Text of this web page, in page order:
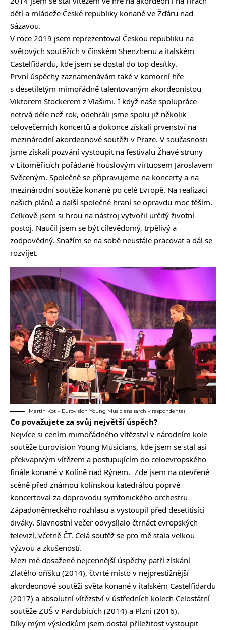
dětí a mládeže České republiky konané ve Žďáru nad
Sázavou.
V roce 2019 jsem reprezentoval Českou republiku na
světových soutěžích v čínském Shenzhenu a italském
Castelfidardu, kde jsem se dostal do top desítky.
První úspěchy zaznamenávám také v komorní hře
s desetiletým mimořádně talentovaným akordeonistou
Viktorem Stockerem z Vlašimi. I když naše spolupráce
netrvá déle než rok, odehráli jsme spolu již několik
celovečerních koncertů a dokonce získali prvenství na
mezinárodní akordeonové soutěži v Praze. V současnosti
jsme získali pozvání vystoupit na festivalu Žhavé struny
v Litoměřicích pořádané houslovým virtuosem Jaroslavem
Svěceným. Společně se připravujeme na koncerty a na
mezinárodní soutěže konané po celé Evropě. Na realizaci
našich plánů a další společné hraní se opravdu moc těším.
Celkově jsem si hrou na nástroj vytvořil určitý životní
postoj. Naučil jsem se být cílevědomý, trpělivý a
zodpovědný. Snažím se na sobě neustále pracovat a dál se
rozvíjet.
Martin Kot – Eurovision Young Musicians (archiv respondenta)
Co považujete za svůj největší úspěch?
Nejvíce si cením mimořádného vítězství v národním kole
soutěže Eurovision Young Musicians, kde jsem se stal asi
překvapivým vítězem a postupujícím do celoevropského
finále konané v Kolíně nad Rýnem. Zde jsem na otevřené
scéně před známou kolínskou katedrálou poprvé
koncertoval za doprovodu symfonického orchestru
Západoněmeckého rozhlasu a vystoupil před desetitisíci
diváky. Slavnostní večer odvysílalo čtrnáct evropských
televizí, včetně ČT. Celá soutěž se pro mě stala velkou
výzvou a zkušeností.
Mezi mé dosažené nejcennější úspěchy patří získání
Zlatého oříšku (2014), čtvrté místo v nejprestižnější
akordeonové soutěži světa konané v italském Castelfidardu
(2017) a absolutní vítězství v ústředních kolech Celostátní
soutěže ZUŠ v Pardubicích (2014) a Plzni (2016).
Díky mým výsledkům jsem dostal příležitost vystoupit